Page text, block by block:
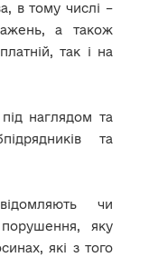
в тому числі –
а також
так і на
наглядом та
та
чи
яку
які з того